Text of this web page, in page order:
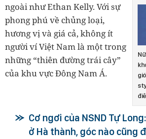
ngoài như Ethan Kelly. Với sự
phong phú về chủng loại,
hương vị và giá cả, không ít
người ví Việt Nam là một trong
những “thiên đường trái cây”
của khu vực Đông Nam Á.
Cơ ngơi của NSND Tự
ở Hà thành, góc nào cũng